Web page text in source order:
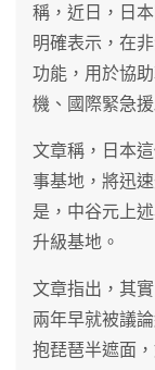
稱，近日，日
明確表示，在
功能，用於協
機、國際緊急
文章稱，日本
事基地，將迅
是，中谷元上
升級基地。
文章指出，其
兩年早就被議
抱琵琶半遮面